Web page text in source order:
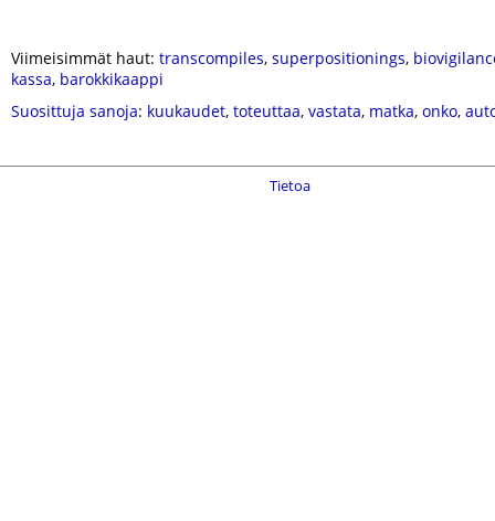
Viimeisimmät haut: transcompiles, superpositionings,
kassa, barokkikaappi
Suosittuja sanoja: kuukaudet, toteuttaa, vastata, matka, onko,
Tietoa